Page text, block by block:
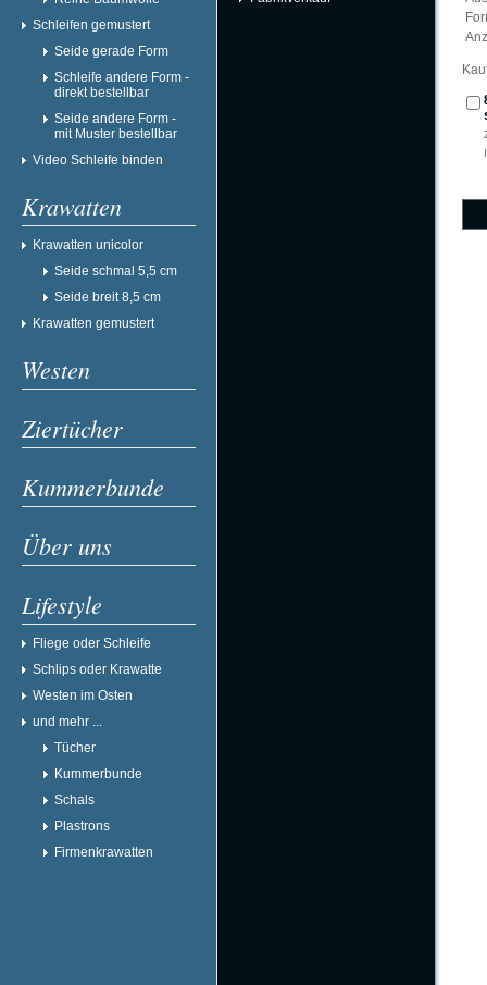
Schleifen gemustert
Seide gerade Form
Schleife andere Form -
direkt bestellbar
Seide andere Form -
mit Muster bestellbar
Video Schleife binden
Krawatten
Krawatten unicolor
Seide schmal 5,5 cm
Seide breit 8,5 cm
Krawatten gemustert
Westen
Ziertücher
Kummerbunde
Über uns
Lifestyle
Fliege oder Schleife
Schlips oder Krawatte
Westen im Osten
und mehr ...
Tücher
Kummerbunde
Schals
Plastrons
Firmenkrawatten